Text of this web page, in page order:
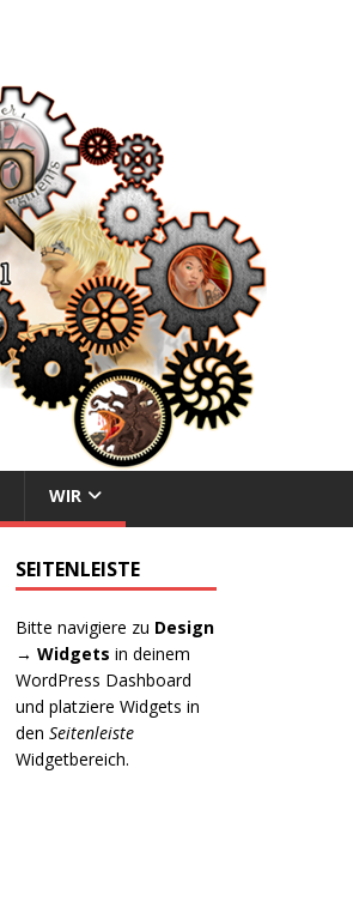
WIR
SEITENLEISTE
Bitte navigiere zu Design
→ Widgets in deinem
WordPress Dashboard
und platziere Widgets in
denSeitenleiste
Widgetbereich.